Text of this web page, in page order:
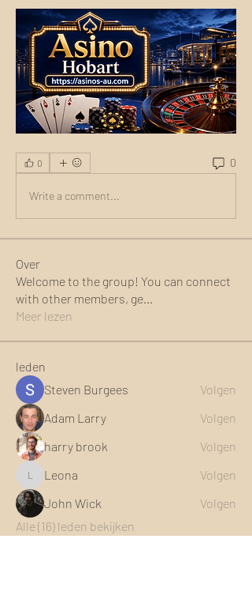
0 0
Write a comment...
Over
Welcome to the group! You can connect
with other members, ge...
Meer lezen
leden
Steven Burgees
Volgen
Adam Larry
Volgen
harry brook
Volgen
LeonaLeona
Volgen
John Wick
Volgen
Alle (16) leden bekijken